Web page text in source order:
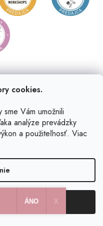
cookies.
Vám umožnili
analýze prevádzky
a použiteľnosť. Viac
Súhlasím
Balkys
práva vyhradené.
Upraviť
ÁNO X​